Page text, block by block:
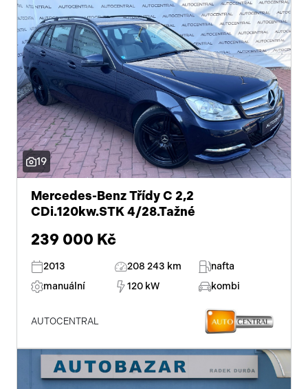
19
Mercedes-Benz Třídy C 2,2
CDi.120kw.STK 4/28.Tažné
239 000 Kč
2013 208 243 km
nafta
manuální
120 kW kombi
AUTOCENTRAL